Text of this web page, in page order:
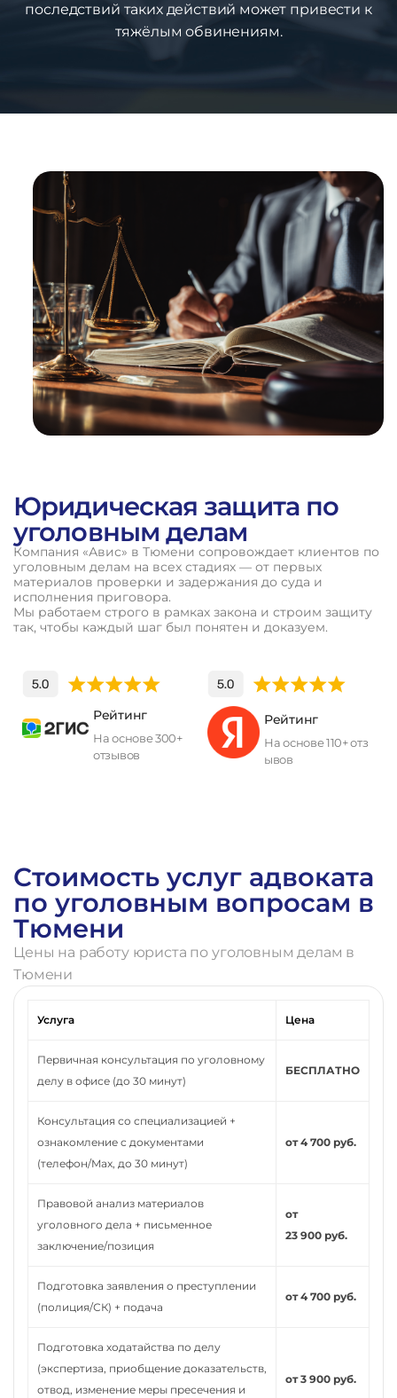
последствий таких действий может привести к
тяжёлым обвинениям.
1%
ВЫИГРАННЫХ
ДЕЛ
Юридическая защита по
уголовным делам
Компания «Авис» в Тюмени сопровождает клиентов по
уголовным делам на всех стадиях — от первых
материалов проверки и задержания до суда и
исполнения приговора.
Мы работаем строго в рамках закона и строим защиту
так, чтобы каждый шаг был понятен и доказуем.
Рейтинг
На основе 300+
отзывов
Рейтинг
На основе 110+ отз
ывов
Стоимость услуг адвоката
по уголовным вопросам в
Тюмени
Цены на работу юриста по уголовным делам в
Тюмени
Услуга Цена
Первичная консультация по уголовному
делу в офисе (до 30 минут)
БЕСПЛАТНО
Консультация со специализацией +
ознакомление с документами
(телефон/Max, до 30 минут)
от 4 700 руб.
Правовой анализ материалов
уголовного дела + письменное
заключение/позиция
от
23 900 руб.
Подготовка заявления о преступлении
(полиция/СК) + подача
от 4 700 руб.
Подготовка ходатайства по делу
(экспертиза, приобщение доказательств,
отвод, изменение меры пресечения и
от 3 900 руб.